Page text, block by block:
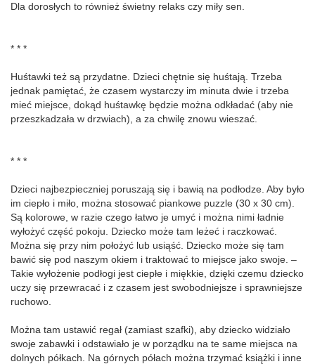
Dla dorosłych to również świetny relaks czy miły sen.
* * *
Huśtawki też są przydatne. Dzieci chętnie się huśtają. Trzeba
jednak pamiętać, że czasem wystarczy im minuta dwie i trzeba
mieć miejsce, dokąd huśtawkę będzie można odkładać (aby nie
przeszkadzała w drzwiach), a za chwilę znowu wieszać.
* * *
Dzieci najbezpieczniej poruszają się i bawią na podłodze. Aby było
im ciepło i miło, można stosować piankowe puzzle (30 x 30 cm).
Są kolorowe, w razie czego łatwo je umyć i można nimi ładnie
wyłożyć część pokoju. Dziecko może tam leżeć i raczkować.
Można się przy nim położyć lub usiąść. Dziecko może się tam
bawić się pod naszym okiem i traktować to miejsce jako swoje. –
Takie wyłożenie podłogi jest ciepłe i miękkie, dzięki czemu dziecko
uczy się przewracać i z czasem jest swobodniejsze i sprawniejsze
ruchowo.
Można tam ustawić regał (zamiast szafki), aby dziecko widziało
swoje zabawki i odstawiało je w porządku na te same miejsca na
dolnych półkach. Na górnych półach można trzymać książki i inne